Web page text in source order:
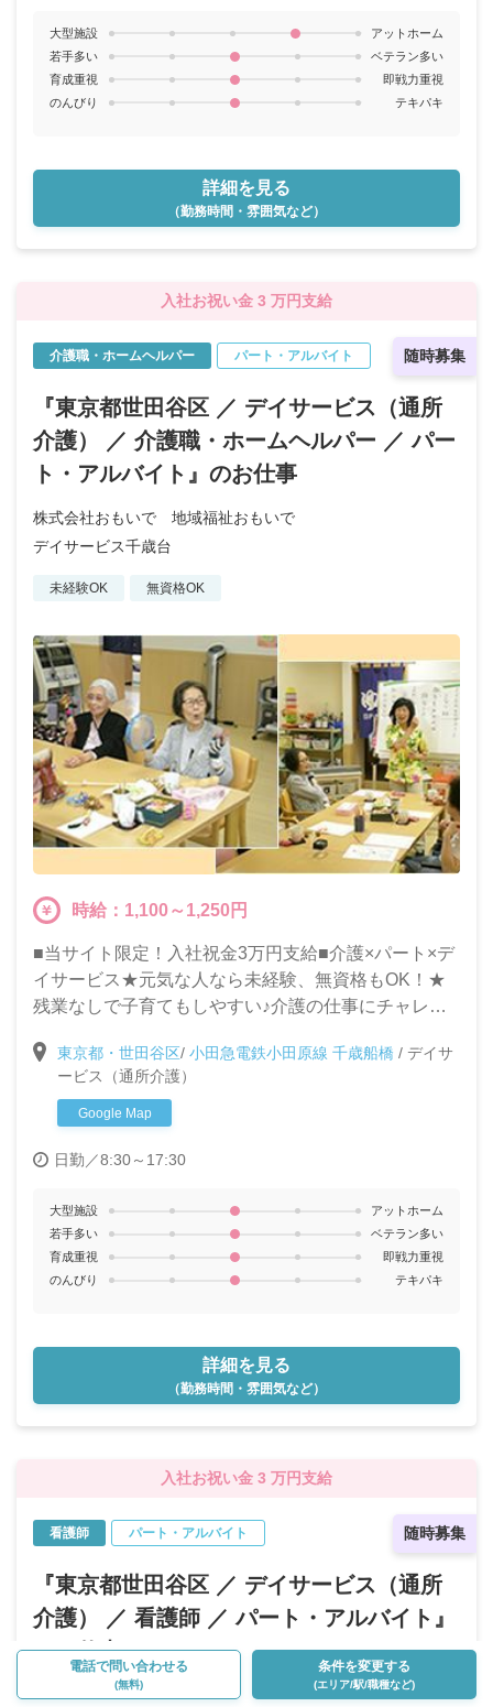
大型施設
アットホーム
若手多い
ベテラン多い
育成重視
即戦力重視
のんびり
テキパキ
詳細を見る
（勤務時間・雰囲気など）
入社お祝い金 3 万円支給
随時募集
介護職・ホームヘルパー パート・アルバイト
『東京都世田谷区 ／ デイサービス（通所
介護） ／ 介護職・ホームヘルパー ／ パー
ト・アルバイト』のお仕事
株式会社おもいで 地域福祉おもいで
デイサービス千歳台
未経験OK 無資格OK
時給：1,100～1,250円
■当サイト限定！入社祝金3万円支給■介護×パート×デ
イサービス★元気な人なら未経験、無資格もOK！★
残業なしで子育てもしやすい♪介護の仕事にチャレン
東京都・世田谷区/ 小田急電鉄小田原線 千歳船橋 / デイサ
ービス（通所介護）
Google Map
日勤／8:30～17:30
大型施設
アットホーム
若手多い
ベテラン多い
育成重視
即戦力重視
のんびり
テキパキ
詳細を見る
（勤務時間・雰囲気など）
入社お祝い金 3 万円支給
随時募集
看護師 パート・アルバイト
『東京都世田谷区 ／ デイサービス（通所
介護） ／ 看護師 ／ パート・アルバイト』
のお仕事
株式会社おもいで 地域福祉おもいで
電話で問い合わせる
(無料)
条件を変更する
(エリア/駅/職種など)